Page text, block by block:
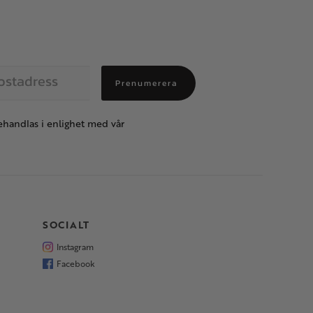
Prenumerera
i enlighet med vår
SOCIALT
Instagram
Facebook